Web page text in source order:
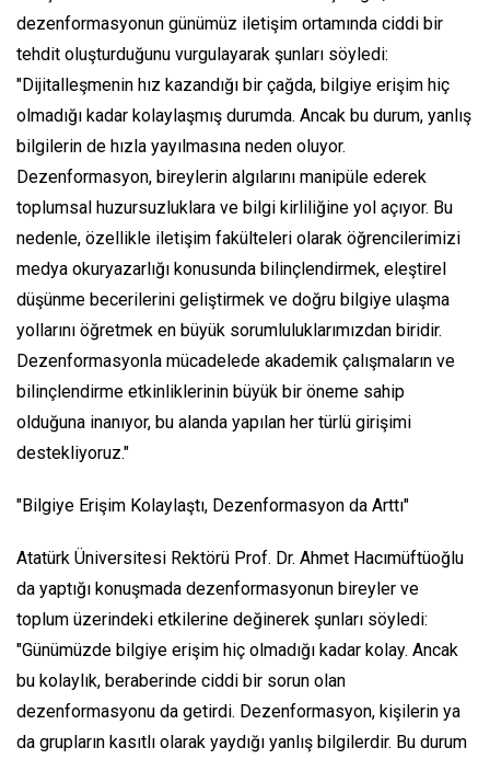
dezenformasyonun günümüz iletişim ortamında ciddi bir
tehdit oluşturduğunu vurgulayarak şunları söyledi:
"Dijitalleşmenin hız kazandığı bir çağda, bilgiye erişim hiç
olmadığı kadar kolaylaşmış durumda. Ancak bu durum, yanlış
bilgilerin de hızla yayılmasına neden oluyor.
Dezenformasyon, bireylerin algılarını manipüle ederek
toplumsal huzursuzluklara ve bilgi kirliliğine yol açıyor. Bu
nedenle, özellikle iletişim fakülteleri olarak öğrencilerimizi
medya okuryazarlığı konusunda bilinçlendirmek, eleştirel
düşünme becerilerini geliştirmek ve doğru bilgiye ulaşma
yollarını öğretmek en büyük sorumluluklarımızdan biridir.
Dezenformasyonla mücadelede akademik çalışmaların ve
bilinçlendirme etkinliklerinin büyük bir öneme sahip
olduğuna inanıyor, bu alanda yapılan her türlü girişimi
destekliyoruz."
"Bilgiye Erişim Kolaylaştı, Dezenformasyon da Arttı"
Atatürk Üniversitesi Rektörü Prof. Dr. Ahmet Hacımüftüoğlu
da yaptığı konuşmada dezenformasyonun bireyler ve
toplum üzerindeki etkilerine değinerek şunları söyledi:
"Günümüzde bilgiye erişim hiç olmadığı kadar kolay. Ancak
bu kolaylık, beraberinde ciddi bir sorun olan
dezenformasyonu da getirdi. Dezenformasyon, kişilerin ya
da grupların kasıtlı olarak yaydığı yanlış bilgilerdir. Bu durum